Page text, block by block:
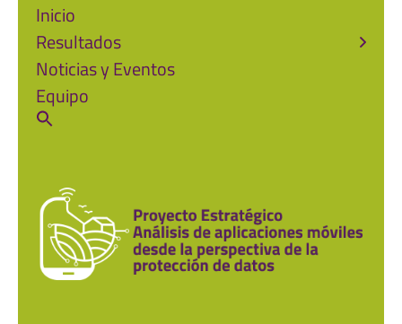
Inicio
Resultados
Noticias y Eventos
Equipo